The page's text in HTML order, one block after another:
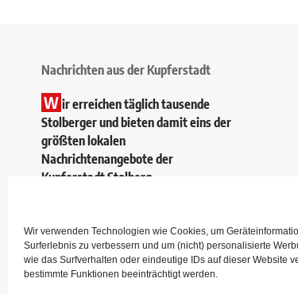
Wir verwenden Technologien wie Cookies, um
Surferlebnis zu verbessern und um (nicht) personalisierte
wie das Surfverhalten oder eindeutige IDs auf dieser Website
bestimmte Funktionen beeinträchtigt werden.
Nachrichten aus der Kupferstadt
W ir erreichen täglich tausende
Stolberger und bieten damit eins der
größten lokalen
Nachrichtenangebote der
Kupferstadt Stolberg.